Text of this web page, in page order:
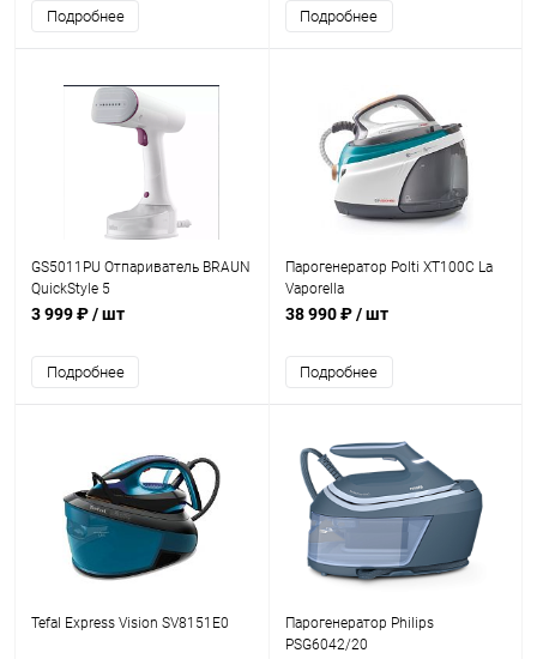
Подробнее Подробнее
GS5011PU Отпариватель BRAUN
QuickStyle 5
3 999 ₽/ шт
Подробнее
Парогенератор Polti XT100C La
Vaporella
38 990 ₽/ шт
Подробнее
Tefal Express Vision SV8151E0
Парогенератор Philips
PSG6042/20